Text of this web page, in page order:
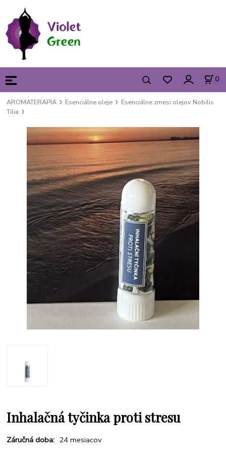
0
AROMATERAPIA Esenciálne oleje
Esenciálne zmesi olejov Nobilis
Tilia
Inhalačná tyčinka proti stresu
Záručná doba: 24 mesiacov